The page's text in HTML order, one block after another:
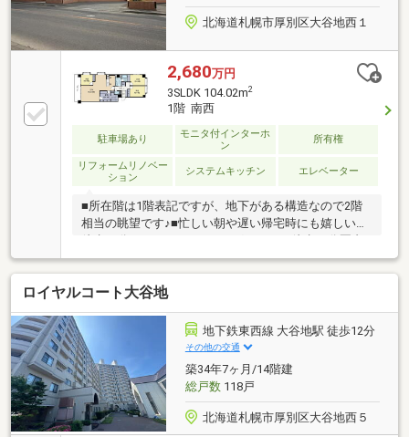
北海道札幌市厚別区大谷地西１
2,680万円
3SLDK 104.02m2
1階 南西
駐車場あり
モニタ付インターホ
ン
所有権
リフォームリノベー
ション
システムキッチン エレベーター
■所在階は1階表記ですが、地下がある構造なので2階
相当の眺望です♪■忙しい朝や遅い帰宅時にも嬉しい駅
に揃う充実の住環境■たっぷりの陽光と心地よい風が
舞い込む住まい■家族団らんの時間も増えそうなくつ
ろぎのＬＤＫ■大容量の収納スペースで住空間もスッ
キリ広々■ウォークインクロゼットのある住まいで収
納上手な生活■来客駐車場有！■宅配ボックス有！■地
下には無償のトランクルームがあります◎
ロイヤルコート大谷地
地下鉄東西線 大谷地駅 徒歩12分
その他の交通
築34年7ヶ月/14階建
総戸数118戸
北海道札幌市厚別区大谷地西５